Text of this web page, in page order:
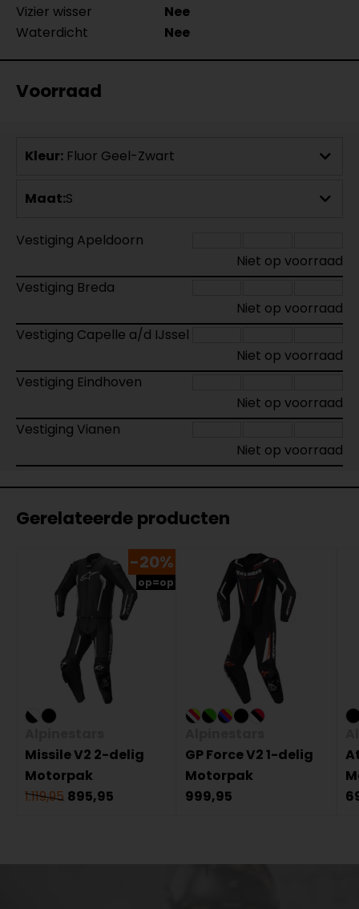
Vizier wisser
Nee
Waterdicht
Nee
Voorraad
Kleur: Fluor Geel-Zwart
Maat:S
Vestiging Apeldoorn
Niet op voorraad
Vestiging Breda
Niet op voorraad
Vestiging Capelle a/d IJssel
Niet op voorraad
Vestiging Eindhoven
Niet op voorraad
Vestiging Vianen
Niet op voorraad
Gerelateerde producten
-20%
op=op
Missile V2 2-delig
Motorpak
1.119,95 895,95
GP Force V2 1-delig
Motorpak
999,95